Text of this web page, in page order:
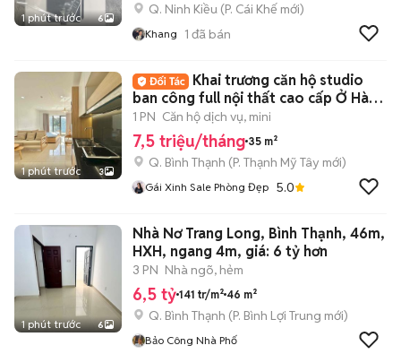
1 phút trước 6
Q. Ninh Kiều (P. Cái Khế mới)
Khang 1 đã bán
1 phút trước 3
Khai trương căn hộ studio
ban công full nội thất cao cấp Ở Hàng
Xanh
1 PN Căn hộ dịch vụ, mini
7,5 triệu/tháng 35 m²
Q. Bình Thạnh (P. Thạnh Mỹ Tây mới)
Gái Xinh Sale Phòng Đẹp 5.0
1 phút trước 6
Nhà Nơ Trang Long, Bình Thạnh, 46m,
HXH, ngang 4m, giá: 6 tỷ hơn
3 PN Nhà ngõ, hẻm
6,5 tỷ 141 tr/m² 46 m²
Q. Bình Thạnh (P. Bình Lợi Trung mới)
Bảo Công Nhà Phố